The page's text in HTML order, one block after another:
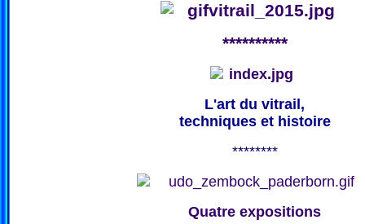
**********
L'art du vitrail,
techniques et histoire
********
Quatre expositions